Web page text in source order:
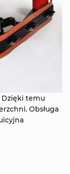
Dzięki temu
Obsługa